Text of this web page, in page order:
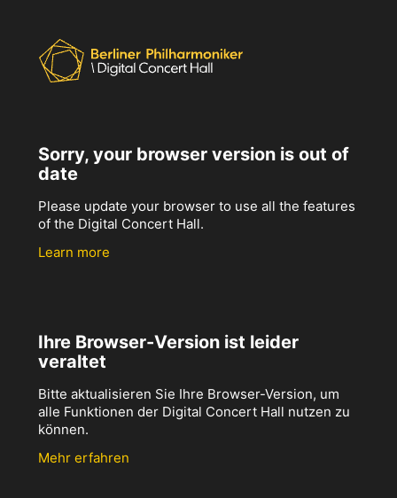
Sorry, your browser version is out of
date
Please update your browser to use all the features
of the Digital Concert Hall.
Learn more
Ihre Browser-Version ist leider
veraltet
Bitte aktualisieren Sie Ihre Browser-Version, um
alle Funktionen der Digital Concert Hall nutzen zu
können.
Mehr erfahren